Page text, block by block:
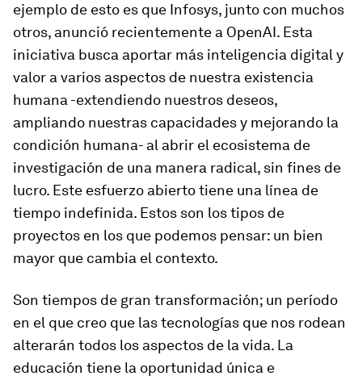
ejemplo de esto es que Infosys, junto con muchos
otros, anunció recientemente a OpenAI. Esta
iniciativa busca aportar más inteligencia digital y
valor a varios aspectos de nuestra existencia
humana -extendiendo nuestros deseos,
ampliando nuestras capacidades y mejorando la
condición humana- al abrir el ecosistema de
investigación de una manera radical, sin fines de
lucro. Este esfuerzo abierto tiene una línea de
tiempo indefinida. Estos son los tipos de
proyectos en los que podemos pensar: un bien
mayor que cambia el contexto.
Son tiempos de gran transformación; un período
en el que creo que las tecnologías que nos rodean
alterarán todos los aspectos de la vida. La
educación tiene la oportunidad única e